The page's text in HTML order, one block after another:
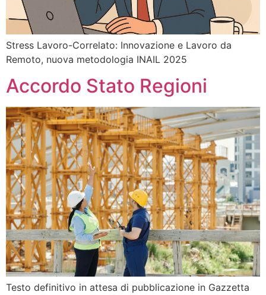
Stress Lavoro-Correlato: Innovazione e Lavoro da
Remoto, nuova metodologia INAIL 2025
Accordo Stato Regioni
Testo definitivo in attesa di pubblicazione in Gazzetta